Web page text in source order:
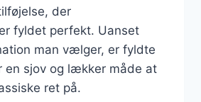
der
fyldet perfekt. Uanset
man vælger, er fyldte
en sjov og lækker måde at
ret på.